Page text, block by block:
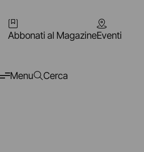
Abbonati al MagazineEventi
Menu Cerca